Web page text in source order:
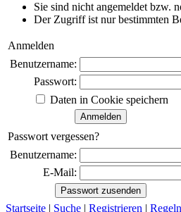
Sie sind nicht angemeldet bzw.
Der Zugriff ist nur bestimmten
Anmelden
Benutzername:
Passwort:
Daten in Cookie speichern
Passwort vergessen?
Benutzername:
E-Mail:
Startseite | Suche | Registrieren | Regeln